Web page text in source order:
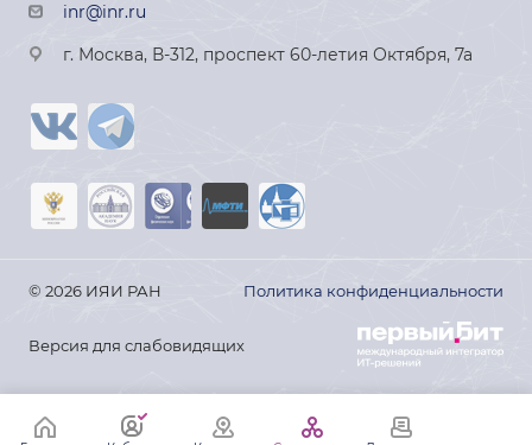
inr@inr.ru
г. Москва, В-312, проспект 60-летия Октября, 7а
© 2026 ИЯИ РАН Политика конфиденциальности
Версия для слабовидящих